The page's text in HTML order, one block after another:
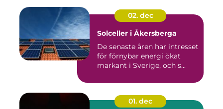
02. dec
Solceller i Åkersberga
De senaste åren har intresset
för förnybar energi ökat
markant i Sverige, och s...
01. dec